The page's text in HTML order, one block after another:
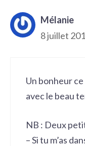
Mélanie
8 juillet
Un bonheur
avec le beau
NB : Deux
– Si tu m’as